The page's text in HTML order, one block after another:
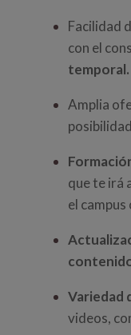
Facilidad
con el
temporal.
Amplia
que te irá
el campus
Variedad
videos,